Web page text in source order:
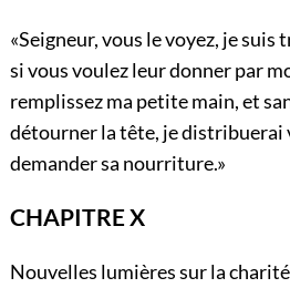
«Seigneur, vous le voyez, je
si vous voulez leur donner par
remplissez ma petite main, et
détourner la tête, je distribuerai
demander sa nourriture.»
CHAPITRE X
Nouvelles lumières sur la